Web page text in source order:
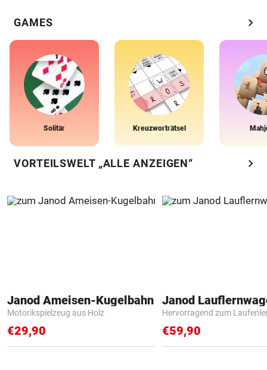
GAMES chevron_right
Solitär Kreuzworträtsel
VORTEILSWELT „ALLE ANZEIGEN“ chevron_right
Janod Ameisen-Kugelbahn
Motorikspielzeug aus Holz
€29,90
Janod
Hervorragend zum
€59,90